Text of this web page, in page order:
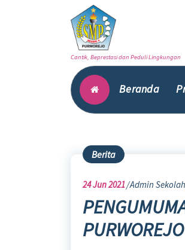
Cantik, Beprestasi dan Peduli Lingkungan
Beranda
Berita
24Jun 2021 Admin Sekolah